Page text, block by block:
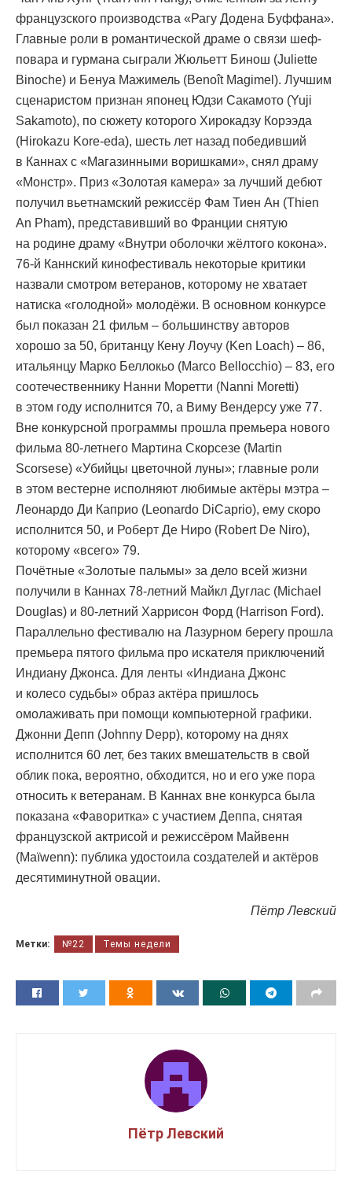
французского производства «Рагу Додена Буффана».
Главные роли в романтической драме о связи шеф-
повара и гурмана сыграли Жюльeтт Бинош (Juliette
Binoche) и Бенуа Мажимель (Benoît Magimel). Лучшим
сценаристом признан японец Юдзи Сакамото (Yuji
Sakamoto), по сюжету которого Хирокадзу Корээда
(Hirokazu Kore-eda), шесть лет назад победивший
в Каннах с «Магазинными воришками», снял драму
«Монстр». Приз «Золотая камера» за лучший дебют
получил вьeтнамский режиссёр Фам Тиен Ан (Thien
An Pham), представивший во Франции снятую
на родине драму «Внутри оболочки жёлтого кокона».
76-й Каннский кинофестиваль некоторые критики
назвали смотром ветеранов, которому не хватает
натиска «голодной» молодёжи. В основном конкурсе
был показан 21 фильм – большинству авторов
хорошо за 50, британцу Кену Лоучу (Ken Loach) – 86,
итальянцу Марко Беллокьо (Marco Bellocchio) – 83, его
соотечественнику Нанни Моретти (Nanni Moretti)
в этом году исполнится 70, а Виму Вендерсу уже 77.
Вне конкурсной программы прошла премьера нового
фильма 80-летнего Мартина Скорсезе (Martin
Scorsese) «Убийцы цветочной луны»; главные роли
в этом вестерне исполняют любимые актёры мэтра –
Леонардо Ди Каприо (Leonardo DiCaprio), ему скоро
исполнится 50, и Роберт Де Ниро (Robert De Niro),
которому «всего» 79.
Почётные «Золотые пальмы» за дело всей жизни
получили в Каннах 78-летний Майкл Дуглас (Michael
Douglas) и 80-летний Харрисон Форд (Harrison Ford).
Параллельно фестивалю на Лазурном берегу прошла
премьера пятого фильма про искателя приключений
Индиану Джонса. Для ленты «Индиана Джонс
и колесо судьбы» образ актёра пришлось
омолаживать при помощи компьютерной графики.
Джонни Депп (Johnny Depp), которому на днях
исполнится 60 лет, без таких вмешательств в свой
облик пока, вероятно, обходится, но и его уже пора
относить к ветеранам. В Каннах вне конкурса была
показана «Фаворитка» с участием Деппа, снятая
французской актрисой и режиссёром Майвенн
(Maïwenn): публика удостоила создателей и актёров
десятиминутной овации.
Пётр Левский
Метки: №22 Темы недели
Пётр Левский